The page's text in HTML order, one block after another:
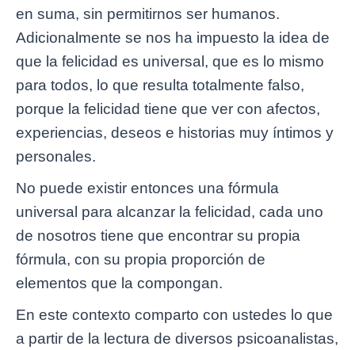
en suma, sin permitirnos ser humanos.
Adicionalmente se nos ha impuesto la idea de
que la felicidad es universal, que es lo mismo
para todos, lo que resulta totalmente falso,
porque la felicidad tiene que ver con afectos,
experiencias, deseos e historias muy íntimos y
personales.
No puede existir entonces una fórmula
universal para alcanzar la felicidad, cada uno
de nosotros tiene que encontrar su propia
fórmula, con su propia proporción de
elementos que la compongan.
En este contexto comparto con ustedes lo que
a partir de la lectura de diversos psicoanalistas,